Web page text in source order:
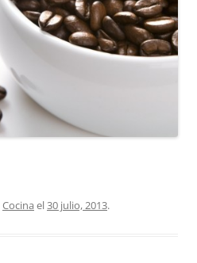
Cocina el30 julio, 2013.